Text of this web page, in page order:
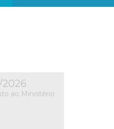
2026
ao Ministério